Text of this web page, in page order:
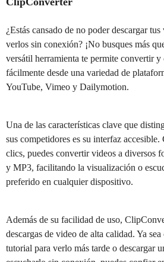
¿Estás cansado de no poder descargar
verlos sin conexión? ¡No busques más
versátil herramienta te permite convertir y
fácilmente desde una variedad de
YouTube, Vimeo y Dailymotion.
Una de las características clave que
sus competidores es su interfaz
clics, puedes convertir videos a diversos
y MP3, facilitando la visualización o
preferido en cualquier dispositivo.
Además de su facilidad de uso,
descargas de video de alta calidad. Ya sea
tutorial para verlo más tarde o descargar